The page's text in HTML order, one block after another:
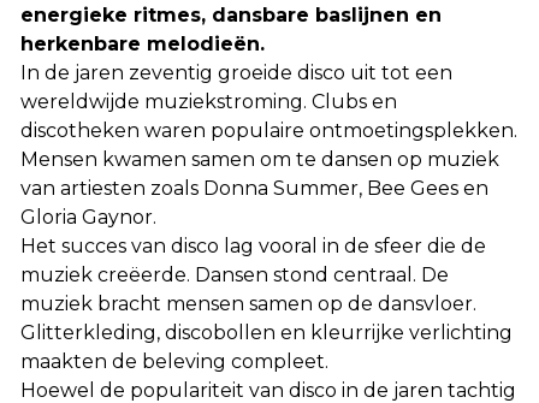
energieke ritmes, dansbare baslijnen en
herkenbare melodieën.
In de jaren zeventig groeide disco uit tot een
wereldwijde muziekstroming. Clubs en
discotheken waren populaire ontmoetingsplekken.
Mensen kwamen samen om te dansen op muziek
van artiesten zoals Donna Summer, Bee Gees en
Gloria Gaynor.
Het succes van disco lag vooral in de sfeer die de
muziek creëerde. Dansen stond centraal. De
muziek bracht mensen samen op de dansvloer.
Glitterkleding, discobollen en kleurrijke verlichting
maakten de beleving compleet.
Hoewel de populariteit van disco in de jaren tachtig